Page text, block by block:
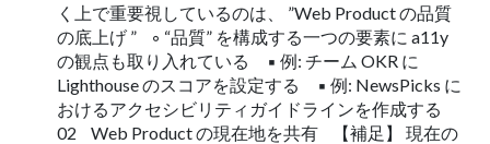
く上で重要視しているのは、 ”Web Product の品質
の底上げ ” ◦ “品質” を構成する一つの要素に a11y
の観点も取り入れている ▪ 例: チーム OKR に
Lighthouse のスコアを設定する ▪ 例: NewsPicks に
おけるアクセシビリティガイドラインを作成する
02 Web Product の現在地を共有 【補足】 現在の